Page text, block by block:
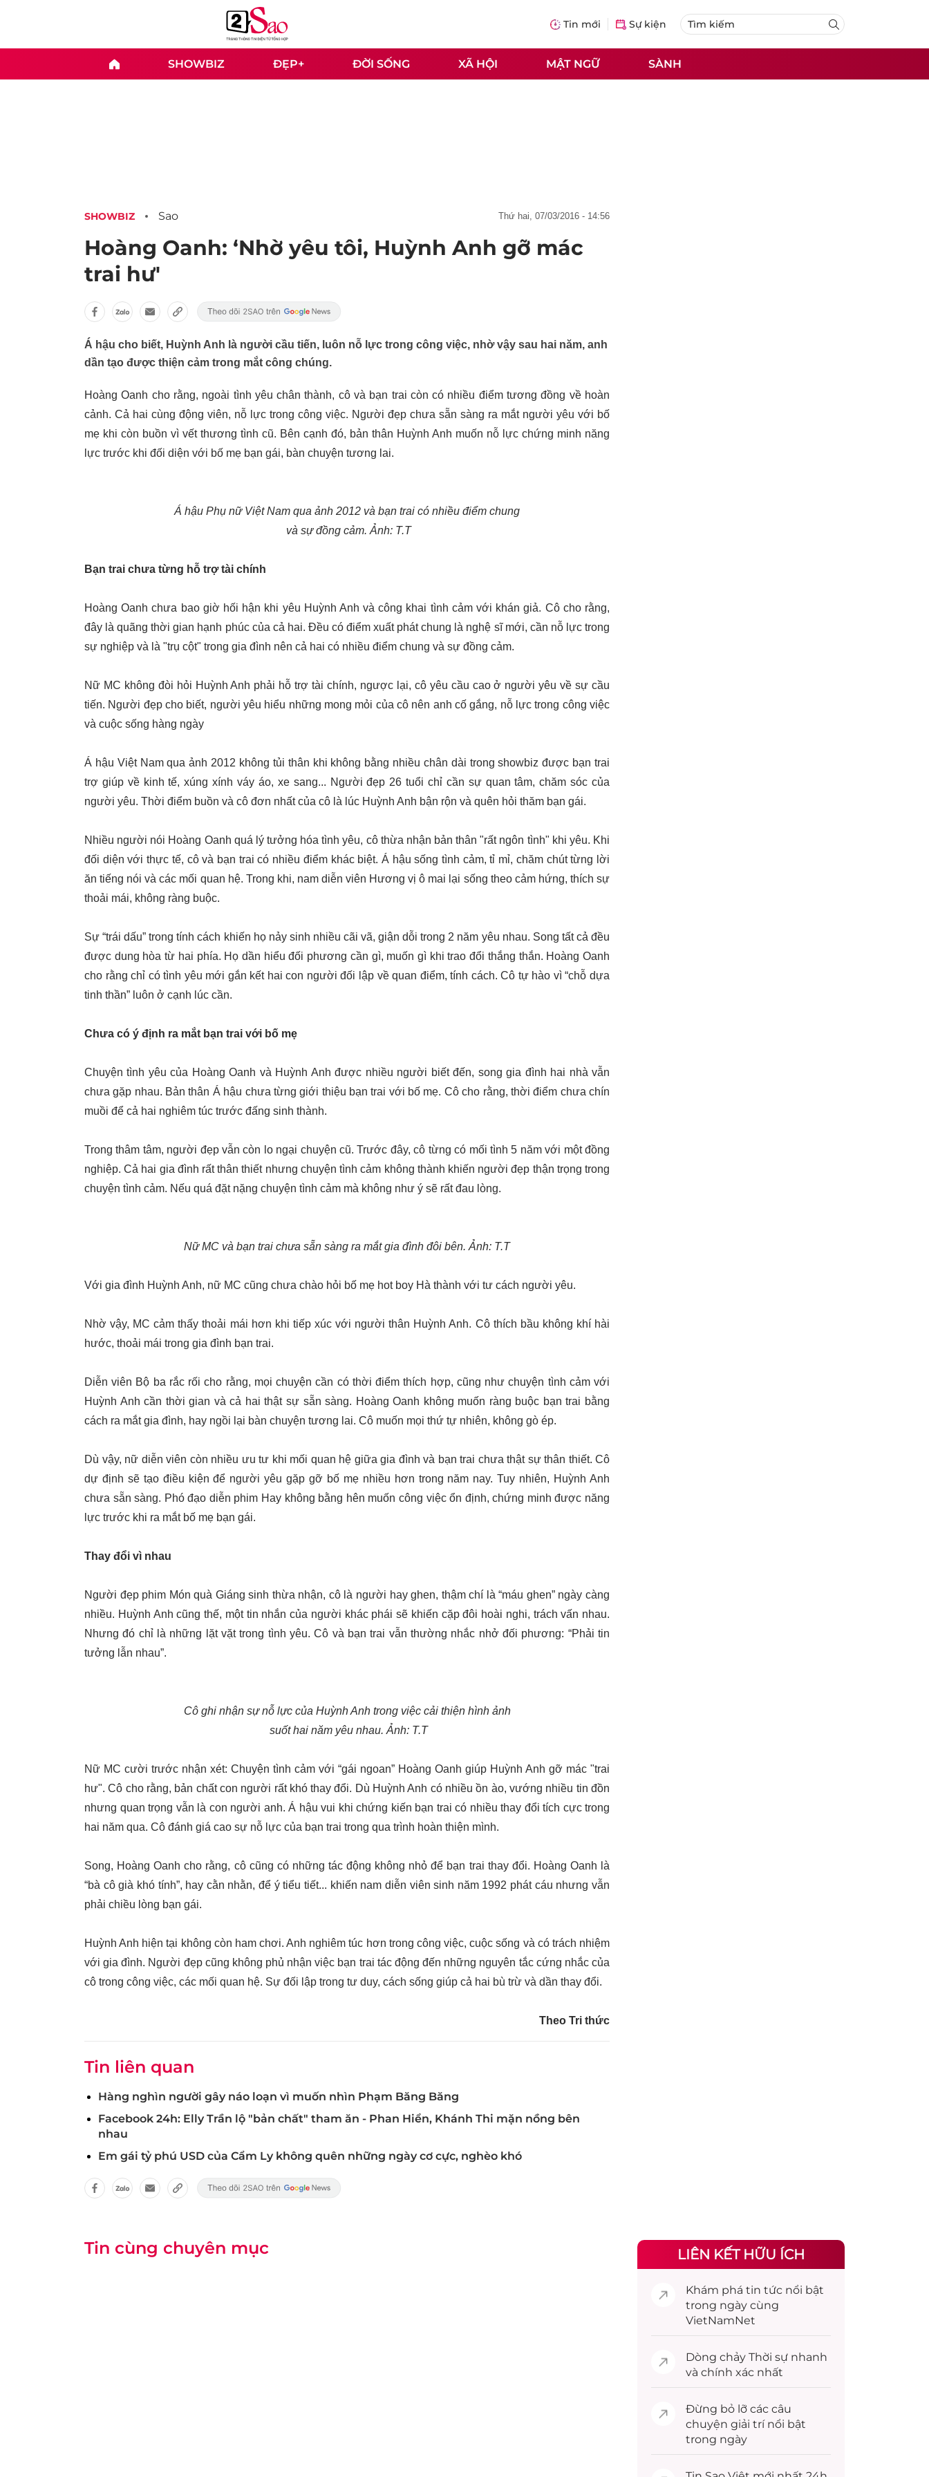
Tin mới Sự kiện
SHOWBIZ ĐẸP+ ĐỜI SỐNG XÃ HỘI MẬT NGỮ SÀNH
SHOWBIZ Sao thứ hai, 07/03/2016 - 14:56
Hoàng Oanh: ‘Nhờ yêu tôi, Huỳnh Anh gỡ mác
trai hư'
Á hậu cho biết, Huỳnh Anh là người cầu tiến, luôn nỗ lực trong công việc, nhờ vậy sau hai năm, anh
dần tạo được thiện cảm trong mắt công chúng.
Hoàng Oanh cho rằng, ngoài tình yêu chân thành, cô và bạn trai còn có nhiều điểm tương đồng về hoàn
cảnh. Cả hai cùng động viên, nỗ lực trong công việc. Người đẹp chưa sẵn sàng ra mắt người yêu với bố
mẹ khi còn buồn vì vết thương tình cũ. Bên cạnh đó, bản thân Huỳnh Anh muốn nỗ lực chứng minh năng
lực trước khi đối diện với bố mẹ bạn gái, bàn chuyện tương lai.
Á hậu Phụ nữ Việt Nam qua ảnh 2012 và bạn trai có nhiều điểm chung
và sự đồng cảm. Ảnh: T.T
Bạn trai chưa từng hỗ trợ tài chính
Hoàng Oanh chưa bao giờ hối hận khi yêu Huỳnh Anh và công khai tình cảm với khán giả. Cô cho rằng,
đây là quãng thời gian hạnh phúc của cả hai. Đều có điểm xuất phát chung là nghệ sĩ mới, cần nỗ lực trong
sự nghiệp và là "trụ cột" trong gia đình nên cả hai có nhiều điểm chung và sự đồng cảm.
Nữ MC không đòi hỏi Huỳnh Anh phải hỗ trợ tài chính, ngược lại, cô yêu cầu cao ở người yêu về sự cầu
tiến. Người đẹp cho biết, người yêu hiểu những mong mỏi của cô nên anh cố gắng, nỗ lực trong công việc
và cuộc sống hàng ngày
Á hậu Việt Nam qua ảnh 2012 không tủi thân khi không bằng nhiều chân dài trong showbiz được bạn trai
trợ giúp về kinh tế, xúng xính váy áo, xe sang... Người đẹp 26 tuổi chỉ cần sự quan tâm, chăm sóc của
người yêu. Thời điểm buồn và cô đơn nhất của cô là lúc Huỳnh Anh bận rộn và quên hỏi thăm bạn gái.
Nhiều người nói Hoàng Oanh quá lý tưởng hóa tình yêu, cô thừa nhận bản thân "rất ngôn tình" khi yêu. Khi
đối diện với thực tế, cô và bạn trai có nhiều điểm khác biệt. Á hậu sống tình cảm, tỉ mỉ, chăm chút từng lời
ăn tiếng nói và các mối quan hệ. Trong khi, nam diễn viên Hương vị ô mai lại sống theo cảm hứng, thích sự
thoải mái, không ràng buộc.
Sự “trái dấu” trong tính cách khiến họ nảy sinh nhiều cãi vã, giận dỗi trong 2 năm yêu nhau. Song tất cả đều
được dung hòa từ hai phía. Họ dần hiểu đối phương cần gì, muốn gì khi trao đổi thắng thắn. Hoàng Oanh
cho rằng chỉ có tình yêu mới gắn kết hai con người đối lập về quan điểm, tính cách. Cô tự hào vì “chỗ dựa
tinh thần” luôn ở cạnh lúc cần.
Chưa có ý định ra mắt bạn trai với bố mẹ
Chuyện tình yêu của Hoàng Oanh và Huỳnh Anh được nhiều người biết đến, song gia đình hai nhà vẫn
chưa gặp nhau. Bản thân Á hậu chưa từng giới thiệu bạn trai với bố mẹ. Cô cho rằng, thời điểm chưa chín
muồi để cả hai nghiêm túc trước đấng sinh thành.
Trong thâm tâm, người đẹp vẫn còn lo ngại chuyện cũ. Trước đây, cô từng có mối tình 5 năm với một đồng
nghiệp. Cả hai gia đình rất thân thiết nhưng chuyện tình cảm không thành khiến người đẹp thận trọng trong
chuyện tình cảm. Nếu quá đặt nặng chuyện tình cảm mà không như ý sẽ rất đau lòng.
Nữ MC và bạn trai chưa sẵn sàng ra mắt gia đình đôi bên. Ảnh: T.T
Với gia đình Huỳnh Anh, nữ MC cũng chưa chào hỏi bố mẹ hot boy Hà thành với tư cách người yêu.
Nhờ vậy, MC cảm thấy thoải mái hơn khi tiếp xúc với người thân Huỳnh Anh. Cô thích bầu không khí hài
hước, thoải mái trong gia đình bạn trai.
Diễn viên Bộ ba rắc rối cho rằng, mọi chuyện cần có thời điểm thích hợp, cũng như chuyện tình cảm với
Huỳnh Anh cần thời gian và cả hai thật sự sẵn sàng. Hoàng Oanh không muốn ràng buộc bạn trai bằng
cách ra mắt gia đình, hay ngồi lại bàn chuyện tương lai. Cô muốn mọi thứ tự nhiên, không gò ép.
Dù vậy, nữ diễn viên còn nhiều ưu tư khi mối quan hệ giữa gia đình và bạn trai chưa thật sự thân thiết. Cô
dự định sẽ tạo điều kiện để người yêu gặp gỡ bố mẹ nhiều hơn trong năm nay. Tuy nhiên, Huỳnh Anh
chưa sẵn sàng. Phó đạo diễn phim Hay không bằng hên muốn công việc ổn định, chứng minh được năng
lực trước khi ra mắt bố mẹ bạn gái.
Thay đổi vì nhau
Người đẹp phim Món quà Giáng sinh thừa nhận, cô là người hay ghen, thậm chí là “máu ghen” ngày càng
nhiều. Huỳnh Anh cũng thế, một tin nhắn của người khác phái sẽ khiến cặp đôi hoài nghi, trách vấn nhau.
Nhưng đó chỉ là những lặt vặt trong tình yêu. Cô và bạn trai vẫn thường nhắc nhở đối phương: “Phải tin
tưởng lẫn nhau”.
Cô ghi nhận sự nỗ lực của Huỳnh Anh trong việc cải thiện hình ảnh
suốt hai năm yêu nhau. Ảnh: T.T
Nữ MC cười trước nhận xét: Chuyện tình cảm với “gái ngoan” Hoàng Oanh giúp Huỳnh Anh gỡ mác "trai
hư". Cô cho rằng, bản chất con người rất khó thay đổi. Dù Huỳnh Anh có nhiều ồn ào, vướng nhiều tin đồn
nhưng quan trọng vẫn là con người anh. Á hậu vui khi chứng kiến bạn trai có nhiều thay đổi tích cực trong
hai năm qua. Cô đánh giá cao sự nỗ lực của bạn trai trong qua trình hoàn thiện mình.
Song, Hoàng Oanh cho rằng, cô cũng có những tác động không nhỏ để bạn trai thay đổi. Hoàng Oanh là
“bà cô già khó tính”, hay cằn nhằn, để ý tiểu tiết... khiến nam diễn viên sinh năm 1992 phát cáu nhưng vẫn
phải chiều lòng bạn gái.
Huỳnh Anh hiện tại không còn ham chơi. Anh nghiêm túc hơn trong công việc, cuộc sống và có trách nhiệm
với gia đình. Người đẹp cũng không phủ nhận việc bạn trai tác động đến những nguyên tắc cứng nhắc của
cô trong công việc, các mối quan hệ. Sự đối lập trong tư duy, cách sống giúp cả hai bù trừ và dần thay đổi.
Theo Tri thức
Tin liên quan
Hàng nghìn người gây náo loạn vì muốn nhìn Phạm Băng Băng
Facebook 24h: Elly Trần lộ "bản chất" tham ăn - Phan Hiển, Khánh Thi mặn nồng bên
nhau
Em gái tỷ phú USD của Cẩm Ly không quên những ngày cơ cực, nghèo khó
Tin cùng chuyên mục LIÊN KẾT HỮU ÍCH
Khám phá tin tức nổi bật
trong ngày cùng
VietNamNet
Dòng chảy Thời sự nhanh
và chính xác nhất
Đừng bỏ lỡ các câu
chuyện giải trínổi bật
trong ngày